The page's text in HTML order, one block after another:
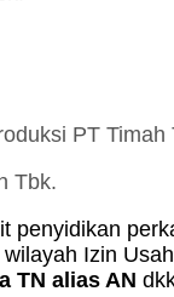
PT
Tbk.
penyidikan
Izin
TN alias AN